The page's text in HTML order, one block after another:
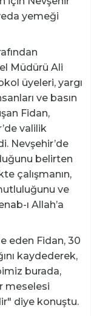
yemeği
Müdürü Ali
üyeleri, yargı
ve basın
Fidan,
valilik
Nevşehir’de
belirten
çalışmanın,
ve
ı Allah’a
eden Fidan, 30
kaydederek,
burada,
meselesi
diye konuştu.